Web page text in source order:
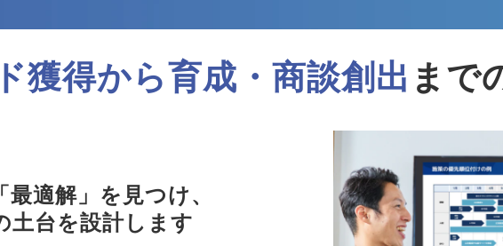
獲得から育成・商談創出 まで
適解」を見つけ、
土台を設計します